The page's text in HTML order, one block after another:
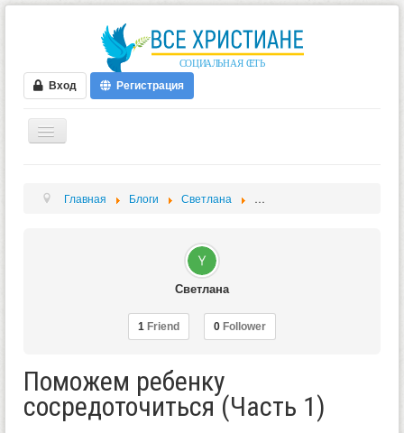
Вход Регистрация
ФОРУМ
НОВОСТИ
Главная Блоги Светлана Поможем ребенку
Светлана
1 Friend 0 Follower
Поможем ребенку
сосредоточиться (Часть 1)